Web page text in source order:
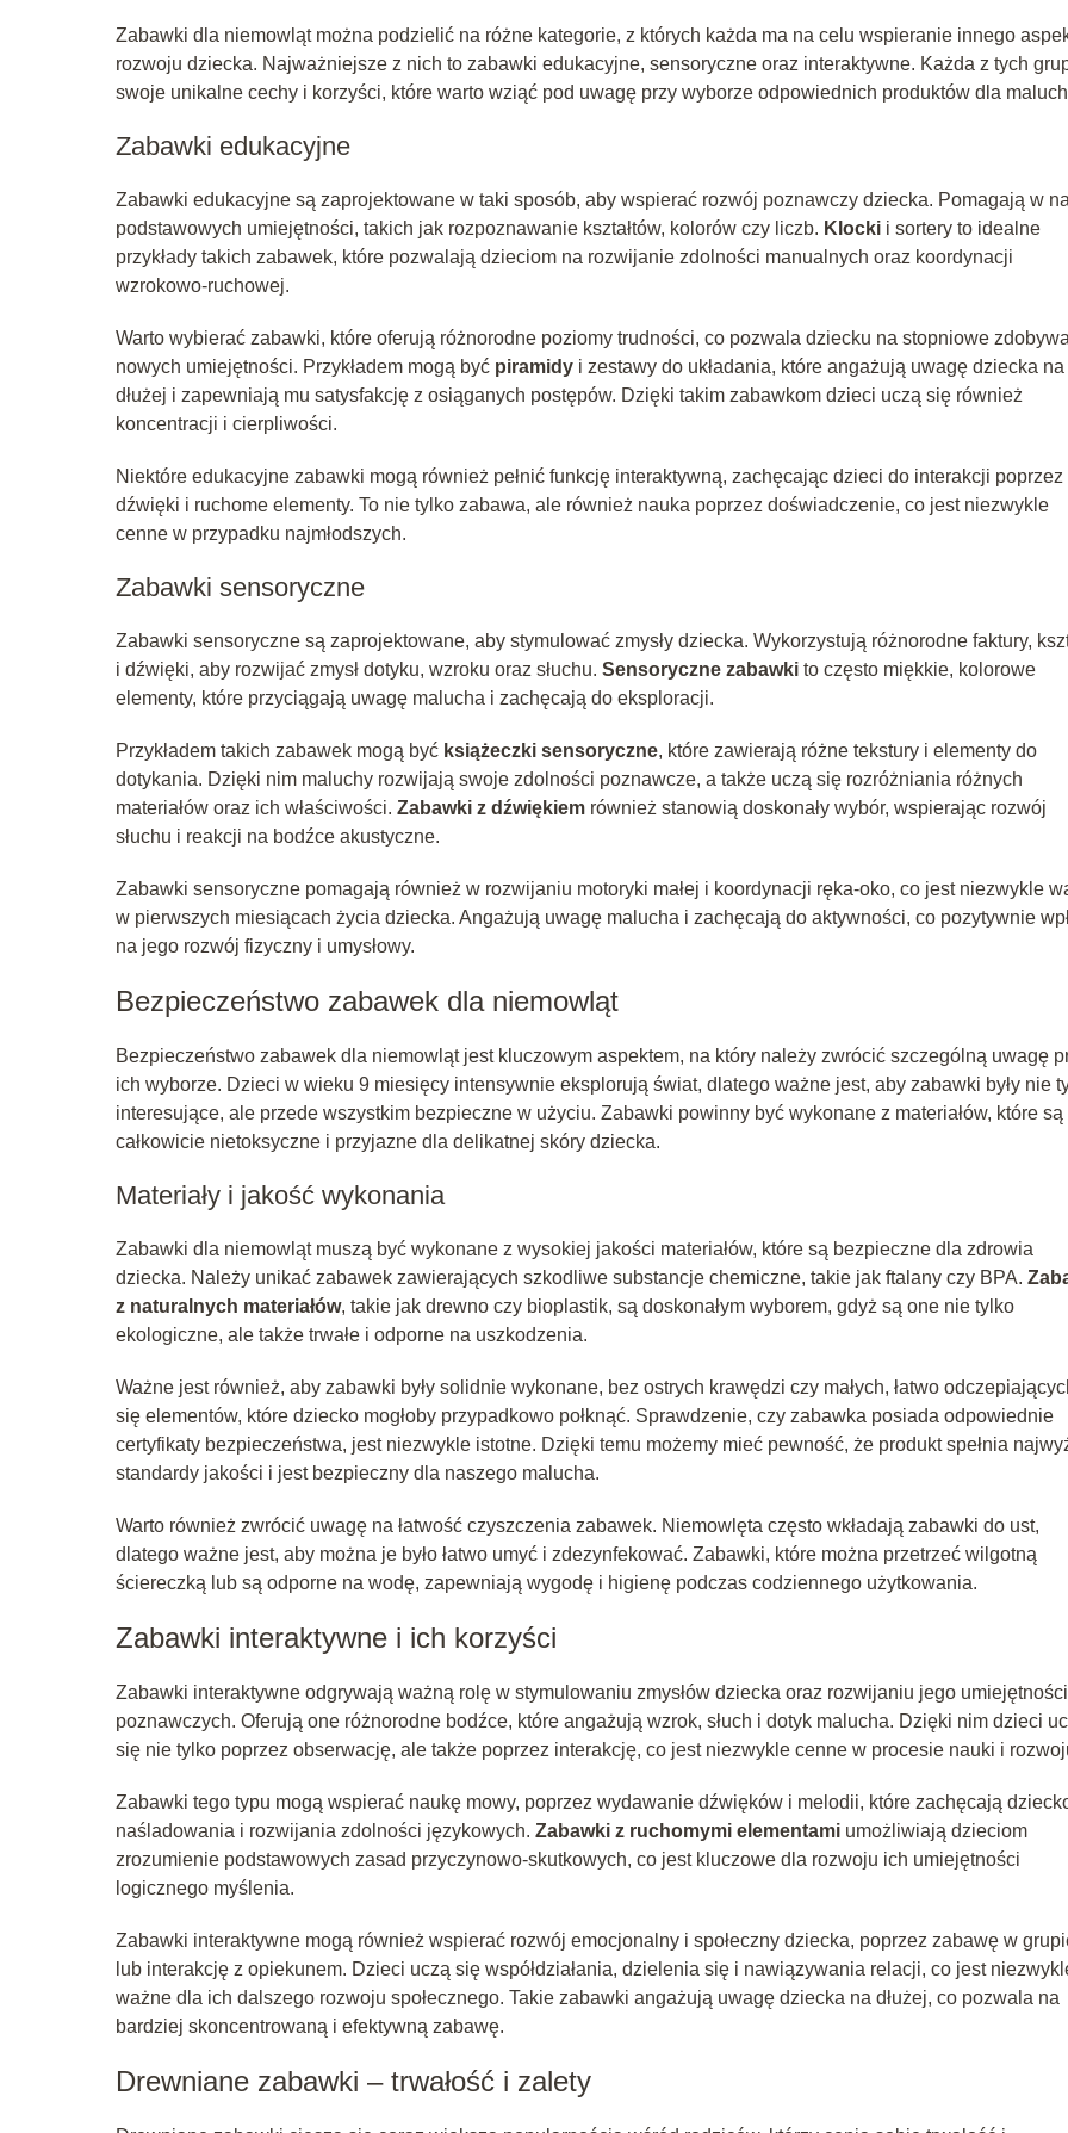
Zabawki dla niemowląt można podzielić na różne kategorie, z których każda ma na celu wspieranie innego
rozwoju dziecka. Najważniejsze z nich to zabawki edukacyjne, sensoryczne oraz interaktywne. Każda z tych
swoje unikalne cechy i korzyści, które warto wziąć pod uwagę przy wyborze odpowiednich produktów dla
Zabawki edukacyjne
Zabawki edukacyjne są zaprojektowane w taki sposób, aby wspierać rozwój poznawczy dziecka. Pomagają w
podstawowych umiejętności, takich jak rozpoznawanie kształtów, kolorów czy liczb. Klocki i sortery to idealne
przykłady takich zabawek, które pozwalają dzieciom na rozwijanie zdolności manualnych oraz koordynacji
wzrokowo-ruchowej.
Warto wybierać zabawki, które oferują różnorodne poziomy trudności, co pozwala dziecku na stopniowe
nowych umiejętności. Przykładem mogą być piramidy i zestawy do układania, które angażują uwagę dziecka na
dłużej i zapewniają mu satysfakcję z osiąganych postępów. Dzięki takim zabawkom dzieci uczą się również
koncentracji i cierpliwości.
Niektóre edukacyjne zabawki mogą również pełnić funkcję interaktywną, zachęcając dzieci do interakcji poprzez
dźwięki i ruchome elementy. To nie tylko zabawa, ale również nauka poprzez doświadczenie, co jest niezwykle
cenne w przypadku najmłodszych.
Zabawki sensoryczne
Zabawki sensoryczne są zaprojektowane, aby stymulować zmysły dziecka. Wykorzystują różnorodne faktury,
i dźwięki, aby rozwijać zmysł dotyku, wzroku oraz słuchu. Sensoryczne zabawki to często miękkie, kolorowe
elementy, które przyciągają uwagę malucha i zachęcają do eksploracji.
Przykładem takich zabawek mogą być książeczki sensoryczne, które zawierają różne tekstury i elementy do
dotykania. Dzięki nim maluchy rozwijają swoje zdolności poznawcze, a także uczą się rozróżniania różnych
materiałów oraz ich właściwości. Zabawki z dźwiękiem również stanowią doskonały wybór, wspierając rozwój
słuchu i reakcji na bodźce akustyczne.
Zabawki sensoryczne pomagają również w rozwijaniu motoryki małej i koordynacji ręka-oko, co jest niezwykle
w pierwszych miesiącach życia dziecka. Angażują uwagę malucha i zachęcają do aktywności, co pozytywnie
na jego rozwój fizyczny i umysłowy.
Bezpieczeństwo zabawek dla niemowląt
Bezpieczeństwo zabawek dla niemowląt jest kluczowym aspektem, na który należy zwrócić szczególną uwagę
ich wyborze. Dzieci w wieku 9 miesięcy intensywnie eksplorują świat, dlatego ważne jest, aby zabawki były nie
interesujące, ale przede wszystkim bezpieczne w użyciu. Zabawki powinny być wykonane z materiałów, które są
całkowicie nietoksyczne i przyjazne dla delikatnej skóry dziecka.
Materiały i jakość wykonania
Zabawki dla niemowląt muszą być wykonane z wysokiej jakości materiałów, które są bezpieczne dla zdrowia
dziecka. Należy unikać zabawek zawierających szkodliwe substancje chemiczne, takie jak ftalany czy BPA.
z naturalnych materiałów, takie jak drewno czy bioplastik, są doskonałym wyborem, gdyż są one nie tylko
ekologiczne, ale także trwałe i odporne na uszkodzenia.
Ważne jest również, aby zabawki były solidnie wykonane, bez ostrych krawędzi czy małych, łatwo
się elementów, które dziecko mogłoby przypadkowo połknąć. Sprawdzenie, czy zabawka posiada odpowiednie
certyfikaty bezpieczeństwa, jest niezwykle istotne. Dzięki temu możemy mieć pewność, że produkt spełnia
standardy jakości i jest bezpieczny dla naszego malucha.
Warto również zwrócić uwagę na łatwość czyszczenia zabawek. Niemowlęta często wkładają zabawki do ust,
dlatego ważne jest, aby można je było łatwo umyć i zdezynfekować. Zabawki, które można przetrzeć wilgotną
ściereczką lub są odporne na wodę, zapewniają wygodę i higienę podczas codziennego użytkowania.
Zabawki interaktywne i ich korzyści
Zabawki interaktywne odgrywają ważną rolę w stymulowaniu zmysłów dziecka oraz rozwijaniu jego umiejętności
poznawczych. Oferują one różnorodne bodźce, które angażują wzrok, słuch i dotyk malucha. Dzięki nim dzieci
się nie tylko poprzez obserwację, ale także poprzez interakcję, co jest niezwykle cenne w procesie nauki i
Zabawki tego typu mogą wspierać naukę mowy, poprzez wydawanie dźwięków i melodii, które zachęcają
naśladowania i rozwijania zdolności językowych. Zabawki z ruchomymi elementami umożliwiają dzieciom
zrozumienie podstawowych zasad przyczynowo-skutkowych, co jest kluczowe dla rozwoju ich umiejętności
logicznego myślenia.
Zabawki interaktywne mogą również wspierać rozwój emocjonalny i społeczny dziecka, poprzez zabawę w
lub interakcję z opiekunem. Dzieci uczą się współdziałania, dzielenia się i nawiązywania relacji, co jest
ważne dla ich dalszego rozwoju społecznego. Takie zabawki angażują uwagę dziecka na dłużej, co pozwala na
bardziej skoncentrowaną i efektywną zabawę.
Drewniane zabawki – trwałość i zalety